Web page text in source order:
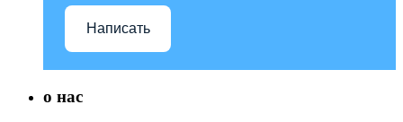
Написать
о нас